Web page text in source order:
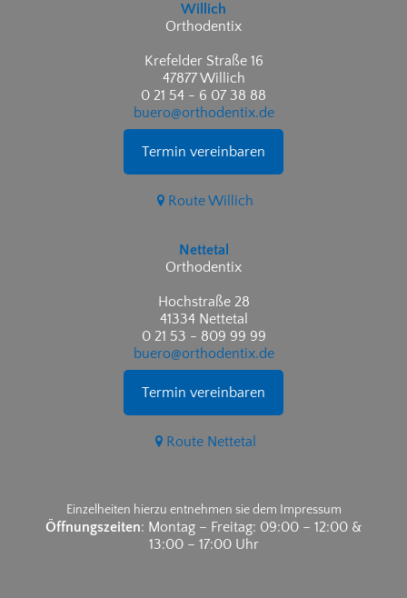
Willich
Orthodentix
Krefelder Straße 16
47877 Willich
0 21 54 - 6 07 38 88
buero@orthodentix.de
Termin vereinbaren
Route Willich
Nettetal
Orthodentix
Hochstraße 28
41334 Nettetal
0 21 53 - 809 99 99
buero@orthodentix.de
Termin vereinbaren
Route Nettetal
Einzelheiten hierzu entnehmen sie dem Impressum
Öffnungszeiten: Montag – Freitag: 09:00 – 12:00 &
13:00 – 17:00 Uhr